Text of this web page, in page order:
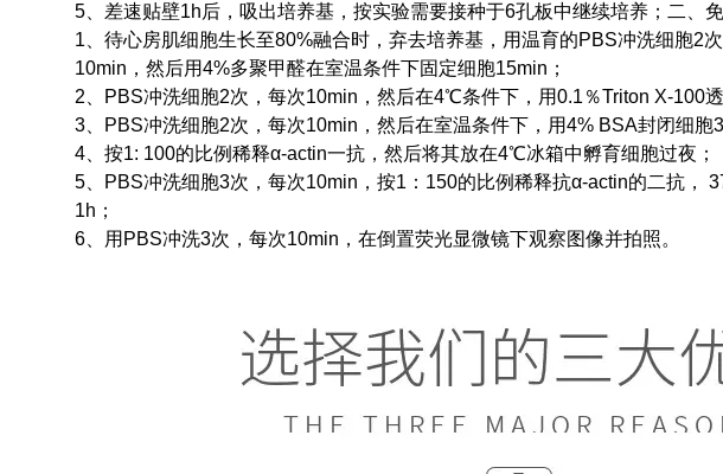
5、差速贴壁1h后，吸出培养基，按实验需要接种于6孔板中继续培养； 二、
1、待心房肌细胞生长至80%融合时，弃去培养基，用温育的PBS冲洗细胞2
10min，然后用4%多聚甲醛在室温条件下固定细胞15min；
2、PBS冲洗细胞2次，每次10min，然后在4℃条件下，用0.1％Triton X-100透
3、PBS冲洗细胞2次，每次10min，然后在室温条件下，用4% BSA封闭细胞
4、按1: 100的比例稀释α-actin一抗，然后将其放在4℃冰箱中孵育细胞过夜；
5、PBS冲洗细胞3次，每次10min，按1：150的比例稀释抗α-actin的二抗，
1h；
6、用PBS冲洗3次，每次10min，在倒置荧光显微镜下观察图像并拍照。